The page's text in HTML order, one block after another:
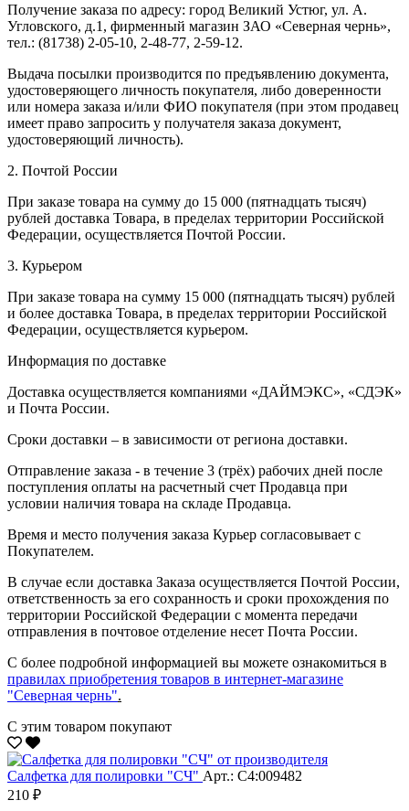
Получение заказа по адресу: город Великий Устюг, ул. А.
Угловского, д.1, фирменный магазин ЗАО «Северная чернь»,
тел.: (81738) 2-05-10, 2-48-77, 2-59-12.
Выдача посылки производится по предъявлению документа,
удостоверяющего личность покупателя, либо доверенности
или номера заказа и/или ФИО покупателя (при этом продавец
имеет право запросить у получателя заказа документ,
удостоверяющий личность).
2. Почтой России
При заказе товара на сумму до 15 000 (пятнадцать тысяч)
рублей доставка Товара, в пределах территории Российской
Федерации, осуществляется Почтой России.
3. Курьером
При заказе товара на сумму 15 000 (пятнадцать тысяч) рублей
и более доставка Товара, в пределах территории Российской
Федерации, осуществляется курьером.
Информация по доставке
Доставка осуществляется компаниями «ДАЙМЭКС», «СДЭК»
и Почта России.
Сроки доставки – в зависимости от региона доставки.
Отправление заказа - в течение 3 (трёх) рабочих дней после
поступления оплаты на расчетный счет Продавца при
условии наличия товара на складе Продавца.
Время и место получения заказа Курьер согласовывает с
Покупателем.
В случае если доставка Заказа осуществляется Почтой России,
ответственность за его сохранность и сроки прохождения по
территории Российской Федерации с момента передачи
отправления в почтовое отделение несет Почта России.
С более подробной информацией вы можете ознакомиться в
правилах приобретения товаров в интернет-магазине
"Северная чернь".
С этим товаром покупают
Салфетка для полировки "CЧ" Арт.: С4:009482
210 ₽